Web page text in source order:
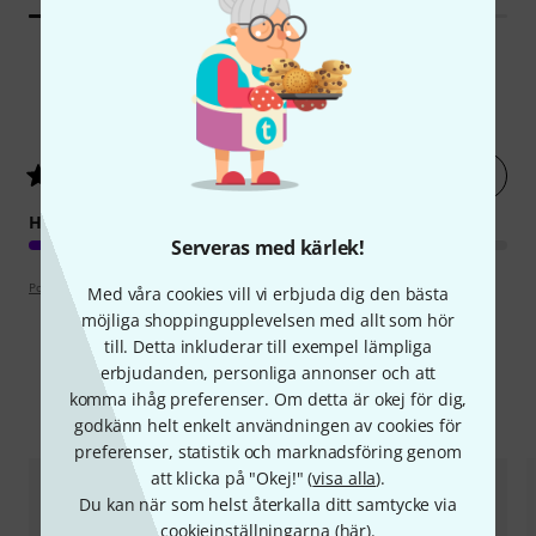
Serveras med kärlek!
Med våra cookies vill vi erbjuda dig den bästa
möjliga shoppingupplevelsen med allt som hör
till. Detta inkluderar till exempel lämpliga
erbjudanden, personliga annonser och att
komma ihåg preferenser. Om detta är okej för dig,
godkänn helt enkelt användningen av cookies för
preferenser, statistik och marknadsföring genom
att klicka på "Okej!" (visa alla).
Du kan när som helst återkalla ditt samtycke via
cookieinställningarna (här).
11Kundbetyg
4.7/ 5
HANTVERKSKVALITET
Poängpolicy
Jämför alternativ